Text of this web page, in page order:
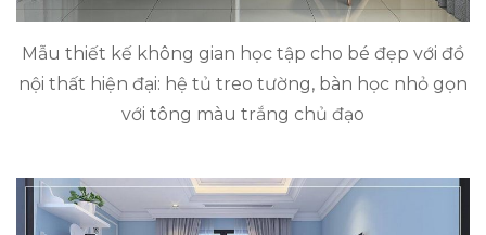
Mẫu thiết kế không gian học tập cho bé đẹp với đồ
nội thất hiện đại: hệ tủ treo tường, bàn học nhỏ gọn
với tông màu trắng chủ đạo